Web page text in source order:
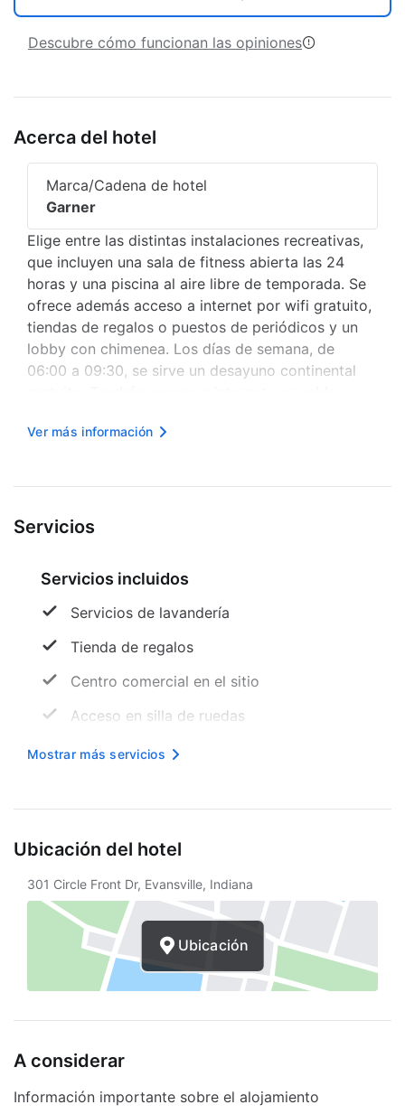
Descubre cómo funcionan las opiniones
Acerca del hotel
Marca/Cadena de hotel
Garner
Elige entre las distintas instalaciones recreativas,
que incluyen una sala de fitness abierta las 24
horas y una piscina al aire libre de temporada. Se
ofrece además acceso a internet por wifi gratuito,
tiendas de regalos o puestos de periódicos y un
lobby con chimenea. Los días de semana, de
06:00 a 09:30, se sirve un desayuno continental
disposición. Hay un estacionamiento gratis
Ver más información
Servicios
Servicios incluidos
Servicios de lavandería
Tienda de regalos
Centro comercial en el sitio
Acceso en silla de ruedas
Máquina expendedora
ruedas
Sala de TV
Señalización en braille o en relieve
Orientación auditiva
Internet
Asistencia turística
Mostrar más servicios
Ubicación del hotel
301 Circle Front Dr, Evansville, Indiana
Ubicación
A considerar
Información importante sobre el alojamiento